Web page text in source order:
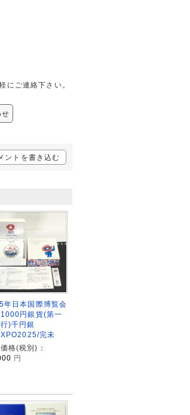
にご連絡下さい。
ントを書き込む
年日本国際博覧会
円銀貨(第一
)千円銀
完未
格(税別)：
円